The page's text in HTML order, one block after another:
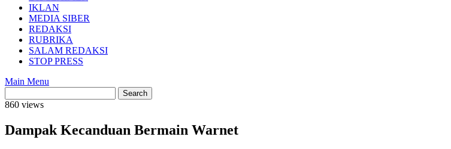
IKLAN
MEDIA SIBER
REDAKSI
RUBRIKA
SALAM REDAKSI
STOP PRESS
Main Menu
860 views
Dampak Kecanduan Bermain Warnet